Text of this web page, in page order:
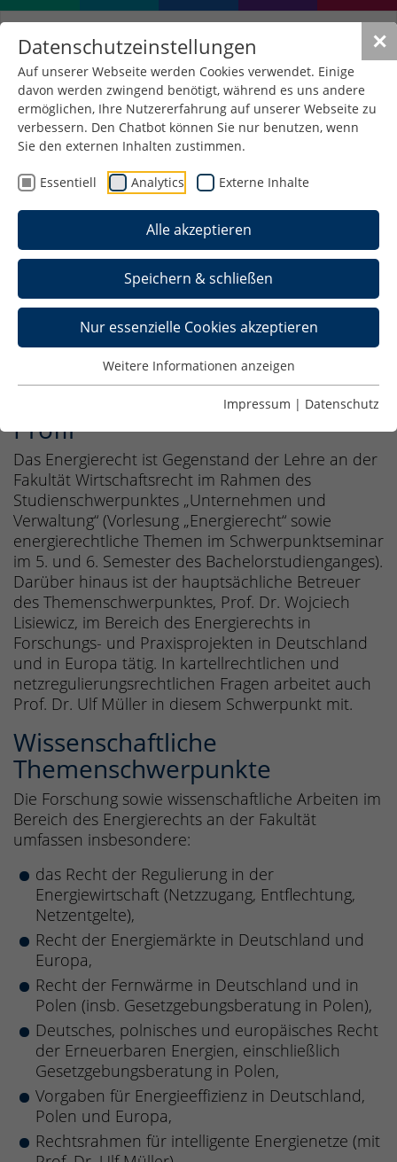
✕
Datenschutzeinstellungen
Auf unserer Webseite werden Cookies verwendet. Einige
davon werden zwingend benötigt, während es uns andere
ermöglichen, Ihre Nutzererfahrung auf unserer Webseite zu
verbessern. Den Chatbot können Sie nur benutzen, wenn
Sie den externen Inhalten zustimmen.
Essentiell Analytics Externe Inhalte
Alle akzeptieren
Speichern & schließen
Nur essenzielle Cookies akzeptieren
Weitere Informationen anzeigen
Impressum | Datenschutz
Energierecht
Profil
Das Energierecht ist Gegenstand der Lehre an der
Fakultät Wirtschaftsrecht im Rahmen des
Studienschwerpunktes „Unternehmen und
Verwaltung“ (Vorlesung „Energierecht“ sowie
energierechtliche Themen im Schwerpunktseminar
im 5. und 6. Semester des Bachelorstudienganges).
Darüber hinaus ist der hauptsächliche Betreuer
des Themenschwerpunktes, Prof. Dr. Wojciech
Lisiewicz, im Bereich des Energierechts in
Forschungs- und Praxisprojekten in Deutschland
und in Europa tätig. In kartellrechtlichen und
netzregulierungsrechtlichen Fragen arbeitet auch
Prof. Dr. Ulf Müller in diesem Schwerpunkt mit.
Wissenschaftliche
Themenschwerpunkte
Die Forschung sowie wissenschaftliche Arbeiten im
Bereich des Energierechts an der Fakultät
umfassen insbesondere:
das Recht der Regulierung in der
Energiewirtschaft (Netzzugang, Entflechtung,
Netzentgelte),
Recht der Energiemärkte in Deutschland und
Europa,
Recht der Fernwärme in Deutschland und in
Polen (insb. Gesetzgebungsberatung in Polen),
Deutsches, polnisches und europäisches Recht
der Erneuerbaren Energien, einschließlich
Gesetzgebungsberatung in Polen,
Vorgaben für Energieeffizienz in Deutschland,
Polen und Europa,
Rechtsrahmen für intelligente Energienetze (mit